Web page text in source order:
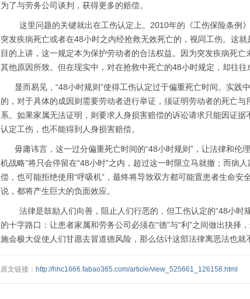
为了与劳务公司谈判，获得更多的赔偿。
这里问题的关键就出在工伤认定上。2010年的《工伤保险条例》
突发疾病死亡或者在48小时之内经抢救无效死亡的，视同工伤。这
目的上讲，这一规定本为保护劳动者的合法权益。因为突发疾病死亡
其他原因所致。但在现实中，对在抢救中死亡的48小时规定，却往往
显而易见，“48小时规则”使得工伤认定过于偏重死亡时间。实践
的，对于具体的成因则需要劳动者进行举证，须证明劳动者的死亡
系。如果家属无法证明，则要求人身损害赔偿的诉讼请求只能因证
认定工伤，也不能得到人身损害赔偿。
毋庸讳言，这一过分偏重死亡时间的“48小时规则”，让法律和伦
机战略”将只会停留在“48小时”之内，超过这一时限立马就撤；而病
偿，也可能拒绝使用“呼吸机”，最终将导致双方都可能置患者生命安
说，都将产生巨大的负面效应。
法律是鼓励人们向善，阻止人们行恶的，但工伤认定的“48小时
的十字路口：让患者家属和劳务公司必须在“德”与“利”之间做出抉择
施会极大促使人们甘愿去冒道德风险，那么估计这部法律离恶法也就
原文链接： http://hhc1666.fabao365.com/article/view_525661_126158.html